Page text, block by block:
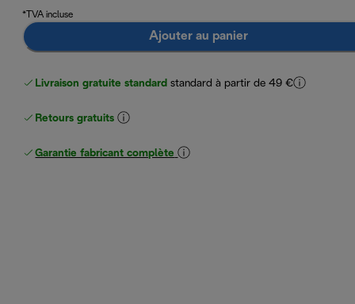
*TVA incluse
Ajouter au panier
Livraison gratuite standard standard à partir de 49 €
Retours gratuits
Garantie fabricant complète